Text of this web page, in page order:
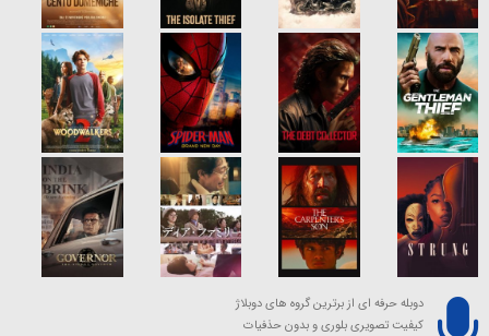
دوبله حرفه ای از برترین گروه های دوبلاژ
کیفیت تصویری بلوری و بدون حذفیات